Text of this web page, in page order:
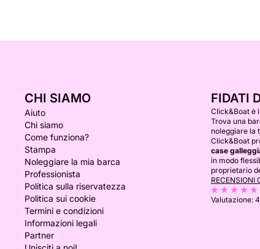
CHI SIAMO
Aiuto
Chi siamo
Come funziona?
Stampa
Noleggiare la mia barca
Professionista
Politica sulla riservatezza
Politica sui cookie
Termini e condizioni
Informazioni legali
Partner
FIDATI
Click&Boat è
Trova una
noleggiare la
Click&Boat
case
in modo
proprietario
RECENSIONI
Valutazione: